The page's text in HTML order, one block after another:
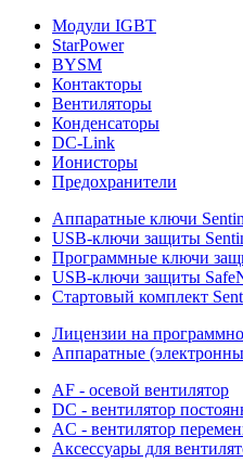
Модули IGBT
StarPower
BYSM
Контакторы
Вентиляторы
Конденсаторы
DC-Link
Ионисторы
Предохранители
Аппаратные ключи
USB-ключи защиты
Программные ключи
USB-ключи защиты
Стартовый комплект
Лицензии на
Аппаратные
AF - осевой вентилятор
DC - вентилятор
AC - вентилятор
Аксессуары для